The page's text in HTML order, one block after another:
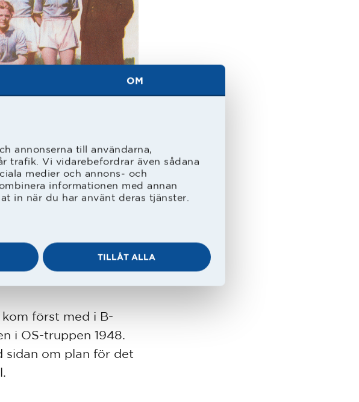
OM
annonserna till användarna,
trafik. Vi vidarebefordrar även sådana
medier och annons- och
informationen med annan
in när du har använt deras tjänster.
TILLÅT ALLA
i en västsvensk
blev han värvad av
först med i B-
i OS-truppen 1948.
sidan om plan för det